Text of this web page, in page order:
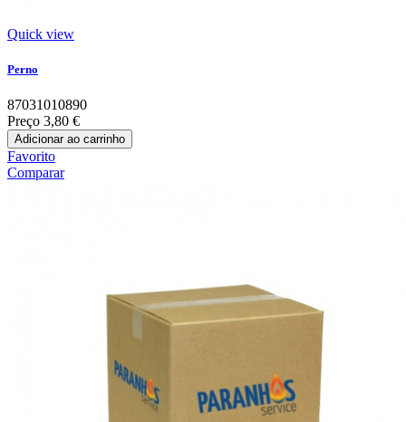
Quick view
Perno
87031010890
Preço 3,80 €
Adicionar ao carrinho
Favorito
Comparar